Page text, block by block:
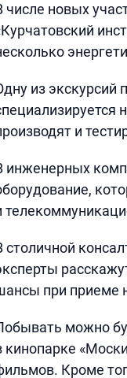
числе новых
из экскурсий
и
инженерных
столичной
при приеме
можно
кинопарке
Кроме